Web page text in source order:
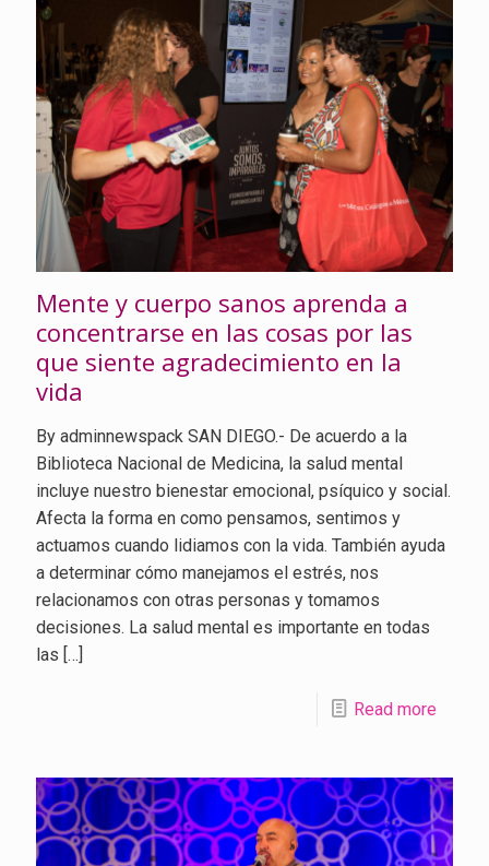
Mente y cuerpo sanos aprenda a
concentrarse en las cosas por las
que siente agradecimiento en la
vida
By adminnewspack SAN DIEGO.- De acuerdo a la
Biblioteca Nacional de Medicina, la salud mental
incluye nuestro bienestar emocional, psíquico y social.
Afecta la forma en como pensamos, sentimos y
actuamos cuando lidiamos con la vida. También ayuda
a determinar cómo manejamos el estrés, nos
relacionamos con otras personas y tomamos
decisiones. La salud mental es importante en todas
las […]
Read more